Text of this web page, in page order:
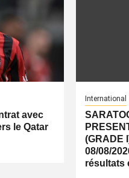
avec
le Qatar
International
(GRADE
08/08/
résultats